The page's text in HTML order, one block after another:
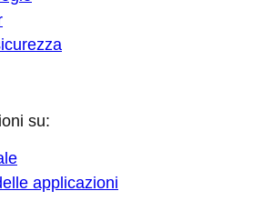
su:
applicazioni